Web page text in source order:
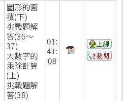
圖形的面
積(下)
挑戰題解
答(36～
37)
大數字的
乘除計算
(上)
挑戰題解
答(38)
01:
41:
08